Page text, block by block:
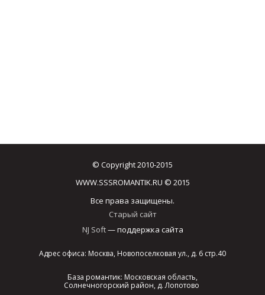
© Copyright 2010-2015
WWW.SSSROMANTIK.RU © 2015
Все права защищены.
Старый сайт
NJ Soft— поддержка сайта
Адрес офиса: Москва, Новопоселковая ул., д. 6 стр.40
База романтик: Московская область,
Солнечногорский район, д. Лопотово